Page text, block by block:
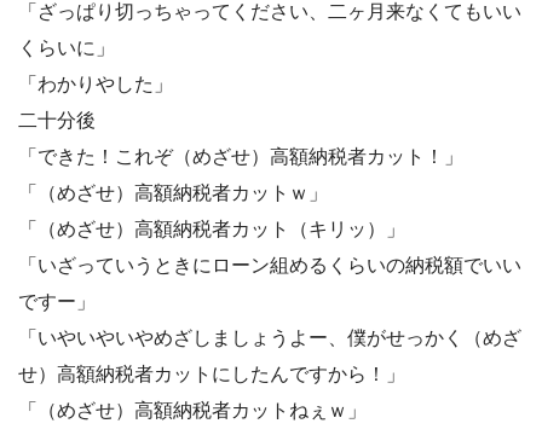
「ざっぱり切っちゃってください、二ヶ月来なくてもいい
くらいに」
「わかりやした」
二十分後
「できた！これぞ（めざせ）高額納税者カット！」
「（めざせ）高額納税者カットｗ」
「（めざせ）高額納税者カット（キリッ）」
「いざっていうときにローン組めるくらいの納税額でいい
ですー」
「いやいやいやめざしましょうよー、僕がせっかく（めざ
せ）高額納税者カットにしたんですから！」
「（めざせ）高額納税者カットねぇｗ」